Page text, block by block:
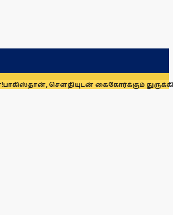
சௌதியுடன் கைகோர்க்கும் துருக்கி! முத்தரப்பு